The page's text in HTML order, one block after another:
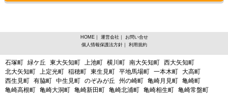
愛知県半田市、フットサルからスポーツスクールを探す
石塚町 緑ケ丘 東大矢知町 上池町 横川町 南大矢知町 西大矢知町
北大矢知町 上定光町 稲穂町 東生見町 平地馬場町 一本木町 大高町
西生見町 有脇町 中生見町 のぞみが丘 州の崎町 亀崎月見町 亀崎町
亀崎高根町 亀崎大洞町 亀崎新田町 亀崎北浦町 亀崎相生町 亀崎常盤町
HOME｜ 運営会社 ｜
お問い合せ
個人情報保護法方針｜ 利用規約